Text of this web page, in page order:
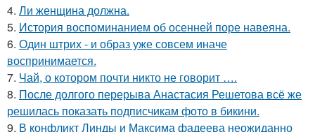
4. Ли женщина должна.
5. История воспоминанием об осенней поре навеяна.
6. Один штрих - и образ уже совсем иначе
воспринимается.
7. Чай, о котором почти никто не говорит ….
8. После долгого перерыва Анастасия Решетова всё же
решилась показать подписчикам фото в бикини.
9. В конфликт Линды и Максима фадеева неожиданно